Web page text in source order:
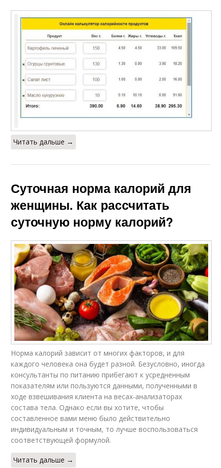
Читать дальше →
Суточная норма калорий для
женщины. Как рассчитать
суточную норму калорий?
Норма калорий зависит от многих факторов, и для
каждого человека она будет разной. Безусловно, иногда
консультанты по питанию прибегают к усредненным
показателям или пользуются данными, полученными в
ходе взвешивания клиента на весах-анализаторах
состава тела. Однако если вы хотите, чтобы
составленное вами меню было действительно
индивидуальным и точным, то лучше воспользоваться
соответствующей формулой.
Читать дальше →